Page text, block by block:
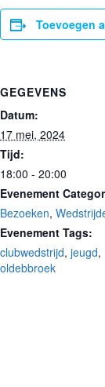
Toevoegen
GEGEVENS
Datum:
17 mei, 2024
Tijd:
18:00 - 20:00
Evenement
Bezoeken,
Evenement Tags:
clubwedstrijd, jeugd,
oldebbroek